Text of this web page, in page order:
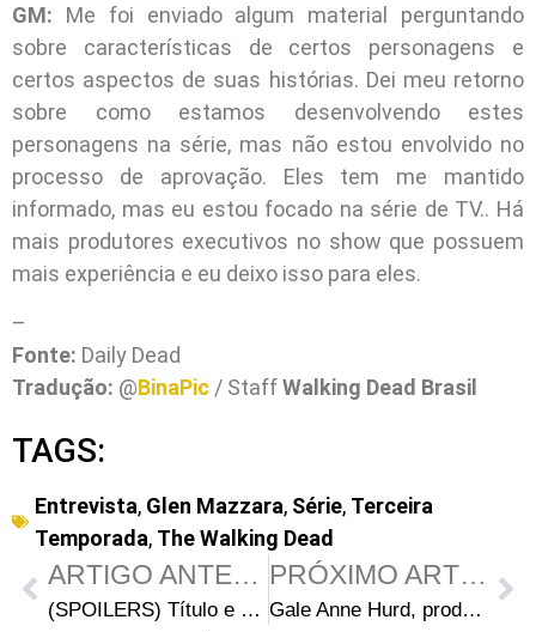
GM: Me foi enviado algum material perguntando
sobre características de certos personagens e
certos aspectos de suas histórias. Dei meu retorno
sobre como estamos desenvolvendo estes
personagens na série, mas não estou envolvido no
processo de aprovação. Eles tem me mantido
informado, mas eu estou focado na série de TV.. Há
mais produtores executivos no show que possuem
mais experiência e eu deixo isso para eles.
–
Fonte: Daily Dead
Tradução: @BinaPic / StaffWalking Dead Brasil
TAGS:
Entrevista, Glen Mazzara, Série, Terceira
Temporada, The Walking Dead
ARTIGO ANTERIOR
(SPOILERS) Título e Sinopse de TODOS os episódios da segunda metade da terceira temporada de The Walking Dead
PRÓXIMO ARTIGO
Gale Anne Hurd, produtora de The Walking Dead, desenvolve o longa-metragem em live-action “Gaiking”